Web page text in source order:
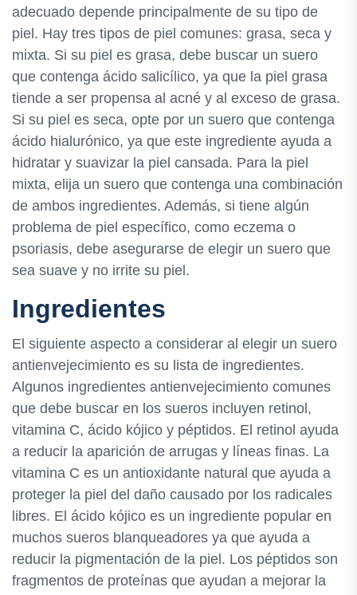
adecuado depende principalmente de su tipo de
piel. Hay tres tipos de piel comunes: grasa, seca y
mixta. Si su piel es grasa, debe buscar un suero
que contenga ácido salicílico, ya que la piel grasa
tiende a ser propensa al acné y al exceso de grasa.
Si su piel es seca, opte por un suero que contenga
ácido hialurónico, ya que este ingrediente ayuda a
hidratar y suavizar la piel cansada. Para la piel
mixta, elija un suero que contenga una combinación
de ambos ingredientes. Además, si tiene algún
problema de piel específico, como eczema o
psoriasis, debe asegurarse de elegir un suero que
sea suave y no irrite su piel.
Ingredientes
El siguiente aspecto a considerar al elegir un suero
antienvejecimiento es su lista de ingredientes.
Algunos ingredientes antienvejecimiento comunes
que debe buscar en los sueros incluyen retinol,
vitamina C, ácido kójico y péptidos. El retinol ayuda
a reducir la aparición de arrugas y líneas finas. La
vitamina C es un antioxidante natural que ayuda a
proteger la piel del daño causado por los radicales
libres. El ácido kójico es un ingrediente popular en
muchos sueros blanqueadores ya que ayuda a
reducir la pigmentación de la piel. Los péptidos son
fragmentos de proteínas que ayudan a mejorar la